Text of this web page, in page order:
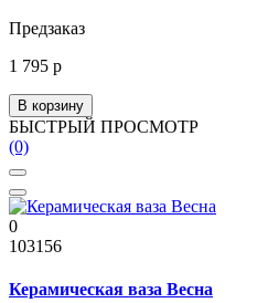
Предзаказ
1 795 р
В корзину
БЫСТРЫЙ ПРОСМОТР
(0)
0
103156
Керамическая ваза Весна